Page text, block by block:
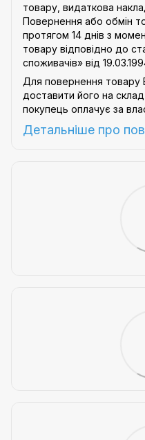
товару, видаткова
Повернення або обмін
протягом 14 днів з
товару відповідно до
споживачів» від
Для повернення товару
доставити його на
покупець оплачує за
Детальніше про